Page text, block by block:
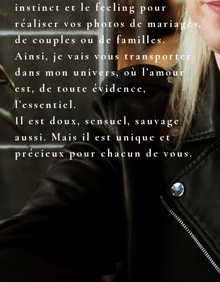
instinct et le feeling pour
réaliser vos photos de mariages,
de couples ou de familles.
Ainsi, je vais vous transporter
dans mon univers, où l’amour
est, de toute évidence,
l’essentiel.
Il est doux, sensuel, sauvage
aussi. Mais il est unique et
précieux pour chacun de vous.